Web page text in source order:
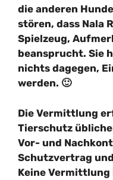
die anderen
stören, dass Nala
Spielzeug,
beansprucht. Sie
nichts dagegen,
werden. 🙂
Die Vermittlung
Tierschutz
Vor- und
Schutzvertrag
Keine Vermittlung